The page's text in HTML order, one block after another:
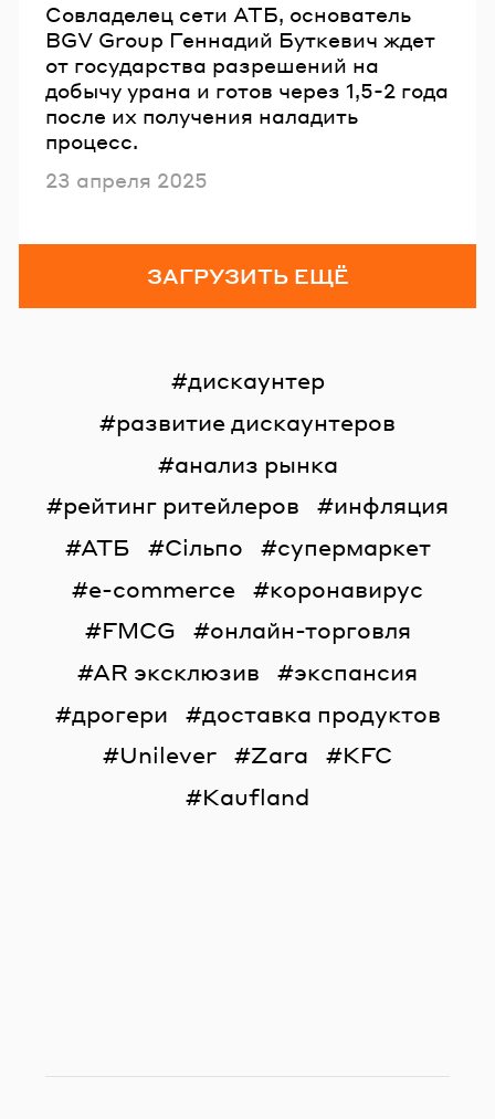
Совладелец сети АТБ, основатель
BGV Group Геннадий Буткевич ждет
от государства разрешений на
добычу урана и готов через 1,5-2 года
после их получения наладить
процесс.
Опубликовано
23 апреля 2025
ЗАГРУЗИТЬ ЕЩЁ
дискаунтер
развитие дискаунтеров
анализ рынка
рейтинг ритейлеров
инфляция
АТБ
Сільпо
супермаркет
e-commerce
коронавирус
FMCG
онлайн-торговля
AR эксклюзив
экспансия
дрогери
доставка продуктов
Unilever
Zara
KFC
Kaufland